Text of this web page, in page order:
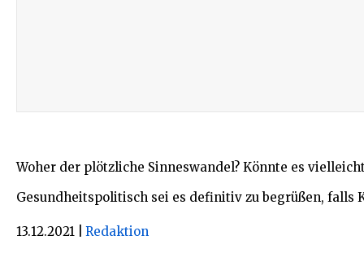
Woher der plötzliche Sinneswandel? Könnte es
Gesundheitspolitisch sei es definitiv zu begrüßen,
13.12.2021 Redaktion